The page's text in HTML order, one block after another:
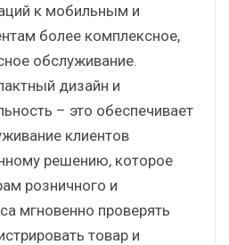
к мобильным и
более комплексное,
обслуживание.
дизайн и
– это обеспечивает
клиентов
решению, которое
розничного и
мгновенно проверять
товар и